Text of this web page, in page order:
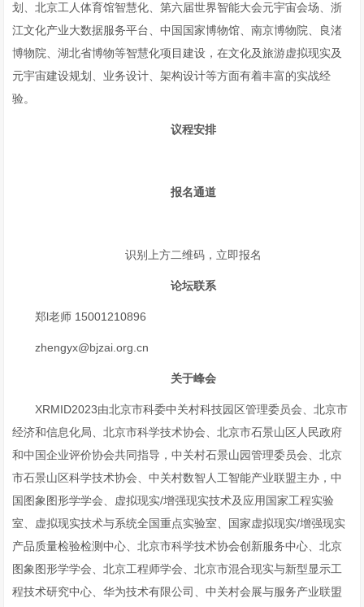
划、北京工人体育馆智慧化、第六届世界智能大会元宇宙会场、浙
江文化产业大数据服务平台、中国国家博物馆、南京博物院、良渚
博物院、湖北省博物等智慧化项目建设，在文化及旅游虚拟现实及
元宇宙建设规划、业务设计、架构设计等方面有着丰富的实战经
验。
议程安排
报名通道
识别上方二维码，立即报名
论坛联系
郑l老师 15001210896
zhengyx@bjzai.org.cn
关于峰会
XRMID2023由北京市科委中关村科技园区管理委员会、北京市
经济和信息化局、北京市科学技术协会、北京市石景山区人民政府
和中国企业评价协会共同指导，中关村石景山园管理委员会、北京
市石景山区科学技术协会、中关村数智人工智能产业联盟主办，中
国图象图形学学会、虚拟现实/增强现实技术及应用国家工程实验
室、虚拟现实技术与系统全国重点实验室、国家虚拟现实/增强现实
产品质量检验检测中心、北京市科学技术协会创新服务中心、北京
图象图形学学会、北京工程师学会、北京市混合现实与新型显示工
程技术研究中心、华为技术有限公司、中关村会展与服务产业联盟